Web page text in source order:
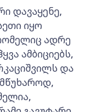
დავაყენე,
იყო
ადრე
ამბიციებს,
და